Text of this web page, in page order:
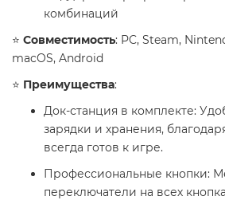
комбинаций
​⭐️ Совместимость: PC, Steam,
macOS, Android
​⭐️ Преимущества:
​Док-станция в комплекте:
зарядки и хранения,
всегда готов к игре.
​Профессиональные кнопки:
переключатели на всех